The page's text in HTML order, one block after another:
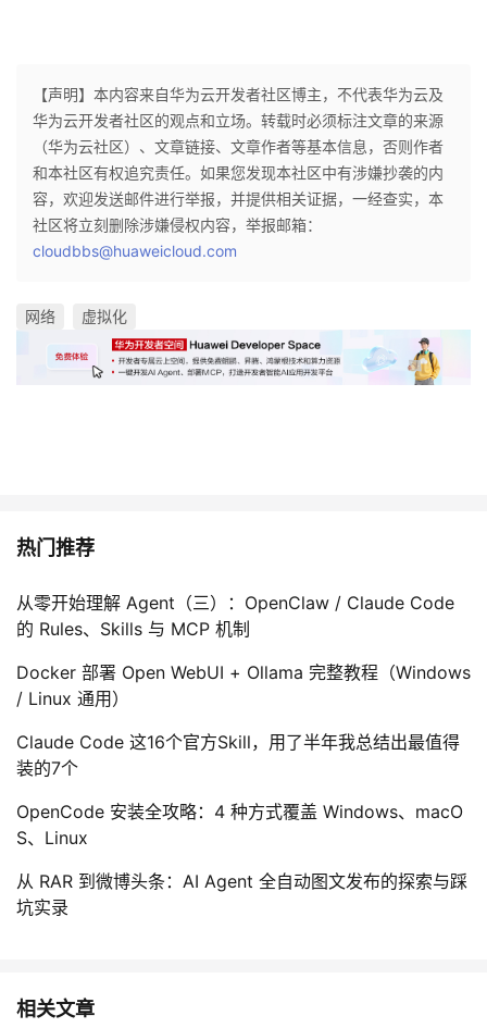
【声明】本内容来自华为云开发者社区博主，不代表华为云及
华为云开发者社区的观点和立场。转载时必须标注文章的来源
（华为云社区）、文章链接、文章作者等基本信息，否则作者
和本社区有权追究责任。如果您发现本社区中有涉嫌抄袭的内
容，欢迎发送邮件进行举报，并提供相关证据，一经查实，本
社区将立刻删除涉嫌侵权内容，举报邮箱：
cloudbbs@huaweicloud.com
网络 虚拟化
热门推荐
从零开始理解 Agent（三）：OpenClaw / Claude Code
的 Rules、Skills 与 MCP 机制
Docker 部署 Open WebUI + Ollama 完整教程（Windows
/ Linux 通用）
Claude Code 这16个官方Skill，用了半年我总结出最值得
装的7个
OpenCode 安装全攻略：4 种方式覆盖 Windows、macO
S、Linux
从 RAR 到微博头条：AI Agent 全自动图文发布的探索与踩
坑实录
相关文章